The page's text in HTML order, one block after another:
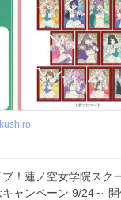
ブ！蓮ノ空女学院スク
ャンペーン 9/24～